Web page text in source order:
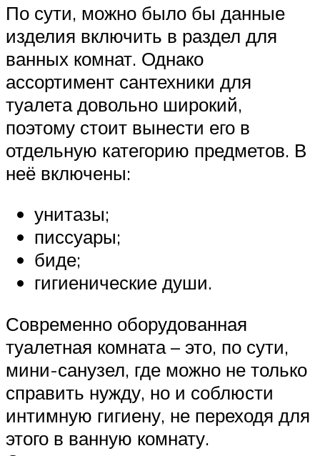
По сути, можно было бы данные
изделия включить в раздел для
ванных комнат. Однако
ассортимент сантехники для
туалета довольно широкий,
поэтому стоит вынести его в
отдельную категорию предметов. В
неё включены:
унитазы;
писсуары;
биде;
гигиенические души.
Современно оборудованная
туалетная комната – это, по сути,
мини-санузел, где можно не только
справить нужду, но и соблюсти
интимную гигиену, не переходя для
этого в ванную комнату.